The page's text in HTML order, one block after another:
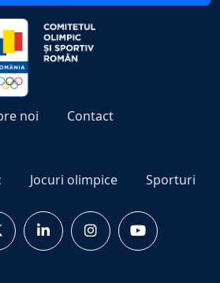
noi Contact
Jocuri olimpice Sporturi